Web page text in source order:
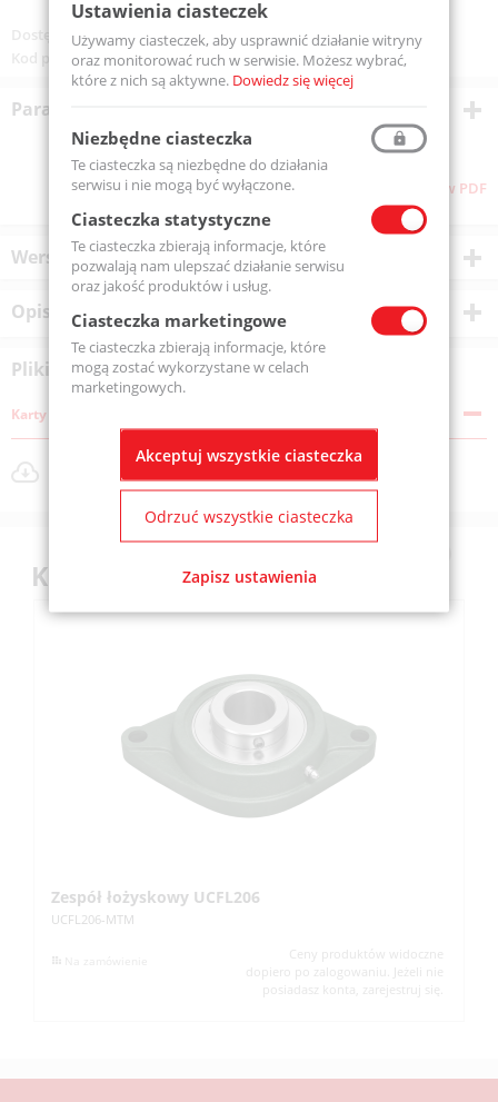
Dostępność:Na zamówienie
Kod produktu:VGLX601225STMX
Parametry techniczne
Pliki do pobrania Pobierz stronę w PDF
Wersje produktu
Opis produktu
Pliki do pobrania
Karty katalogowe
VGLX601225STMX.pdf
Rozmiar pliku: 597 KB
Klienci kupili również
Zespół łożyskowy UCFL206
UCFL206-MTM
Ceny produktów widoczne
dopiero po zalogowaniu. Jeżeli nie
posiadasz konta, zarejestruj się.
Ustawienia ciasteczek
Używamy ciasteczek, aby usprawnić działanie witryny
oraz monitorować ruch w serwisie. Możesz wybrać,
które z nich są aktywne. Dowiedz się więcej
Niezbędne ciasteczka
Te ciasteczka są niezbędne do działania
serwisu i nie mogą być wyłączone.
Ciasteczka statystyczne
Te ciasteczka zbierają informacje, które
pozwalają nam ulepszać działanie serwisu
oraz jakość produktów i usług.
Ciasteczka marketingowe
Te ciasteczka zbierają informacje, które
mogą zostać wykorzystane w celach
marketingowych.
Akceptuj wszystkie ciasteczka
Odrzuć wszystkie ciasteczka
Zapisz ustawienia